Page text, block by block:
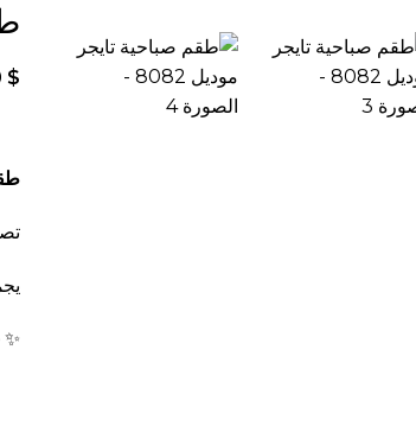
$
✨